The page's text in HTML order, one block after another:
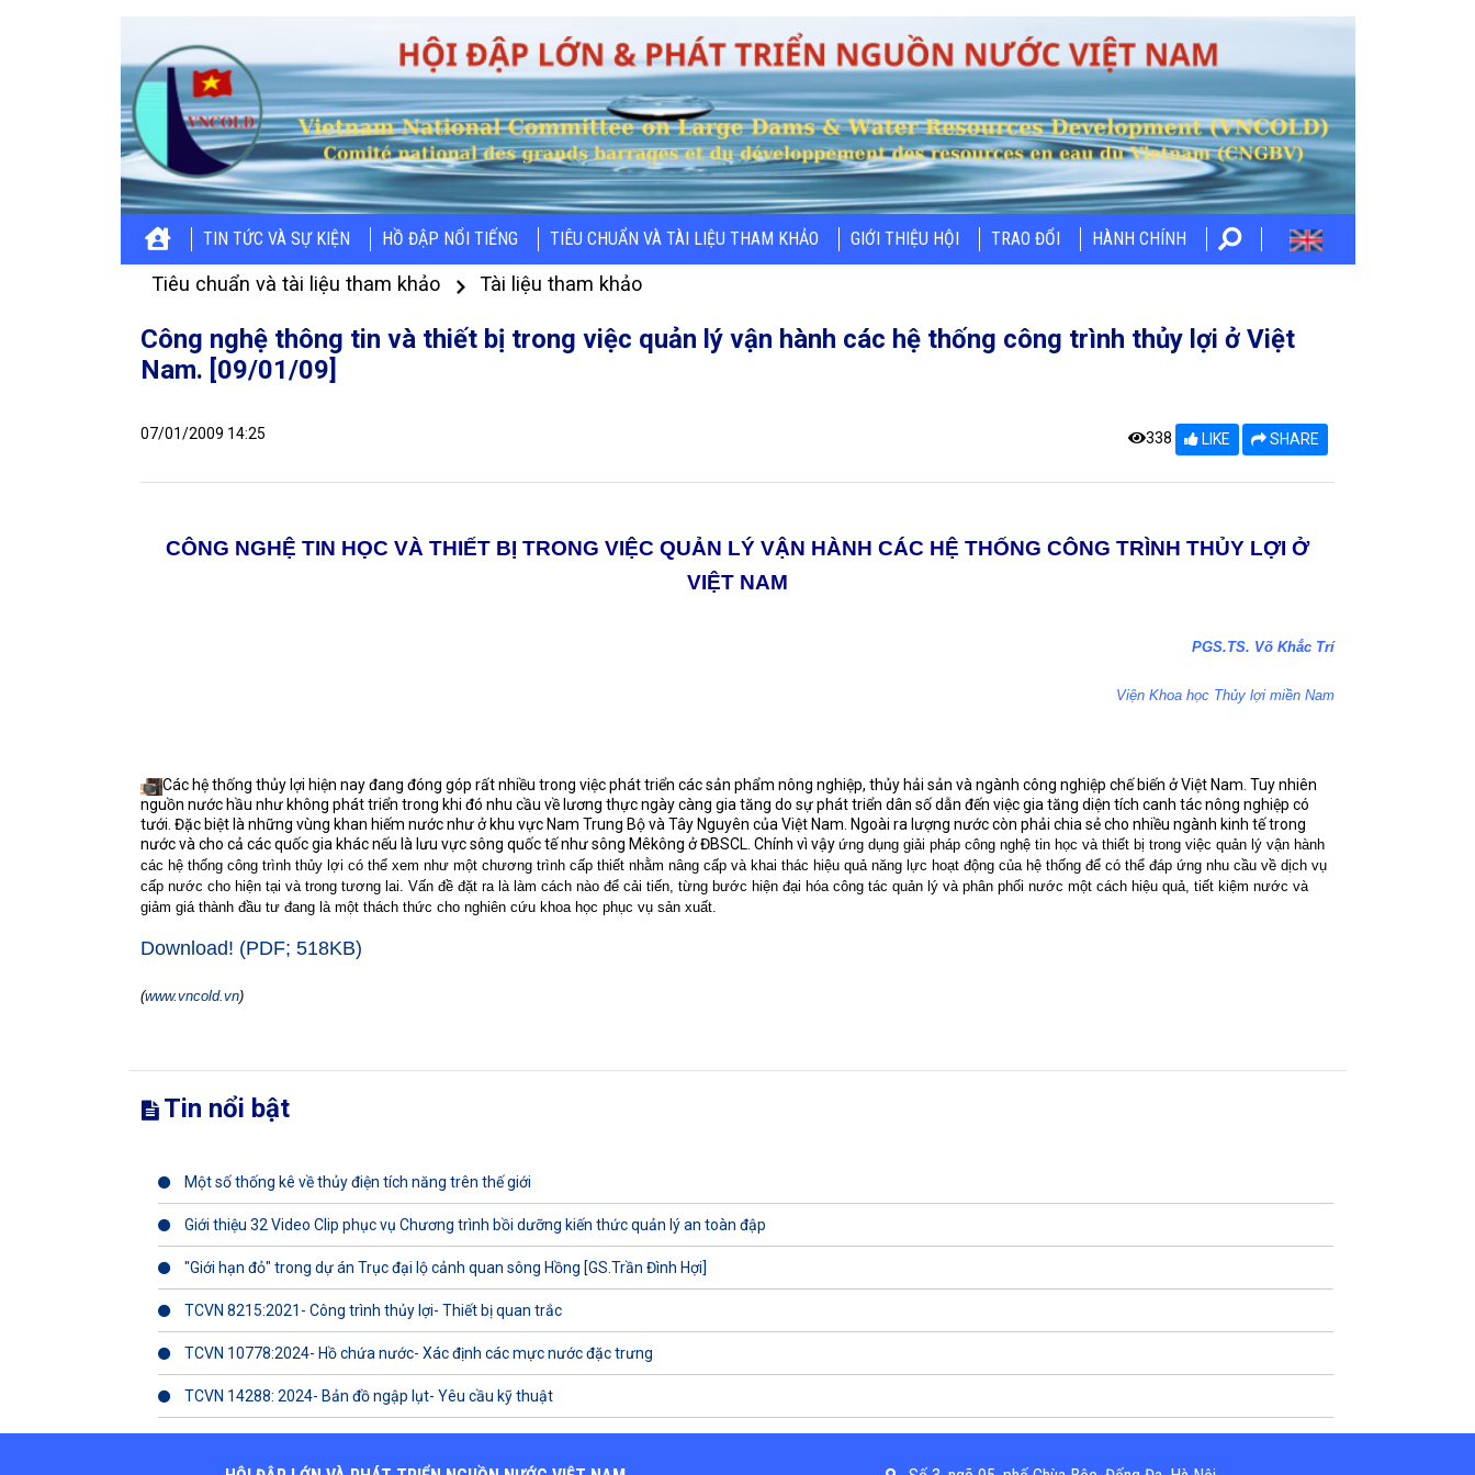
TIN TỨC VÀ SỰ KIỆN HỒ ĐẬP NỔI TIẾNG TIÊU CHUẨN VÀ TÀI LIỆU THAM KHẢO GIỚI THIỆU HỘI TRAO ĐỔI HÀNH CHÍNH
Tiêu chuẩn và tài liệu tham khảo Tài liệu tham khảo
Công nghệ thông tin và thiết bị trong việc quản lý vận hành các hệ thống công trình thủy lợi ở Việt
Nam. [09/01/09]
07/01/2009 14:25 338 LIKE SHARE
CÔNG NGHỆ TIN HỌC VÀ THIẾT BỊ TRONG VIỆC QUẢN LÝ VẬN HÀNH CÁC HỆ THỐNG CÔNG TRÌNH THỦY LỢI Ở
VIỆT NAM
PGS.TS. Võ Khắc Trí
Viện Khoa học Thủy lợi miền Nam
Các hệ thống thủy lợi hiện nay đang đóng góp rất nhiều trong việc phát triển các sản phẩm nông nghiệp, thủy hải sản và ngành công nghiệp chế biến ở Việt Nam. Tuy nhiên
nguồn nước hầu như không phát triển trong khi đó nhu cầu về lương thực ngày càng gia tăng do sự phát triển dân số dẫn đến việc gia tăng diện tích canh tác nông nghiệp có
tưới. Đặc biệt là những vùng khan hiếm nước như ở khu vực Nam Trung Bộ và Tây Nguyên của Việt Nam. Ngoài ra lượng nước còn phải chia sẻ cho nhiều ngành kinh tế trong
nước và cho cả các quốc gia khác nếu là lưu vực sông quốc tế như sông Mêkông ở ĐBSCL. Chính vì vậy ứng dụng giải pháp công nghệ tin học và thiết bị trong việc quản lý vận hành
các hệ thống công trình thủy lợi có thể xem như một chương trình cấp thiết nhằm nâng cấp và khai thác hiệu quả năng lực hoạt động của hệ thống để có thể đáp ứng nhu cầu về dịch vụ
cấp nước cho hiện tại và trong tương lai. Vấn đề đặt ra là làm cách nào để cải tiến, từng bước hiện đại hóa công tác quản lý và phân phối nước một cách hiệu quả, tiết kiệm nước và
giảm giá thành đầu tư đang là một thách thức cho nghiên cứu khoa học phục vụ sản xuất.
Download! (PDF; 518KB)
(www.vncold.vn)
Tin nổi bật
Một số thống kê về thủy điện tích năng trên thế giới
Giới thiệu 32 Video Clip phục vụ Chương trình bồi dưỡng kiến thức quản lý an toàn đập
"Giới hạn đỏ" trong dự án Trục đại lộ cảnh quan sông Hồng [GS.Trần Đình Hợi]
TCVN 8215:2021- Công trình thủy lợi- Thiết bị quan trắc
TCVN 10778:2024- Hồ chứa nước- Xác định các mực nước đặc trưng
TCVN 14288: 2024- Bản đồ ngập lụt- Yêu cầu kỹ thuật